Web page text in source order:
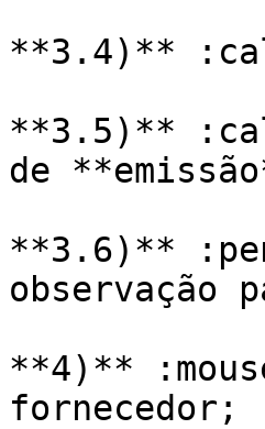
**3.4)**
**3.5)**
de
**3.6)**
observação
**4)**
fornecedor;